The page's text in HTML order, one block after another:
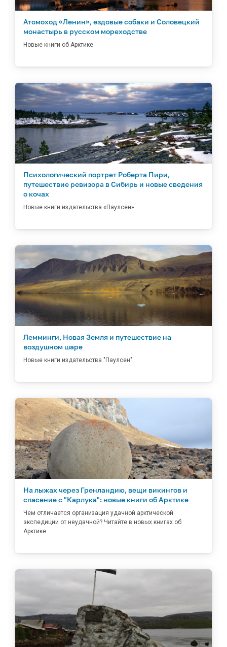
Атомоход «Ленин», ездовые собаки и Соловецкий
монастырь в русском мореходстве
Новые книги об Арктике.
Психологический портрет Роберта Пири,
путешествие ревизора в Сибирь и новые сведения
о кочах
Новые книги издательства «Паулсен»
Лемминги, Новая Земля и путешествие на
воздушном шаре
Новые книги издательства "Паулсен".
На лыжах через Гренландию, вещи викингов и
спасение с "Карлука": новые книги об Арктике
Чем отличается организация удачной арктической
экспедиции от неудачной? Читайте в новых книгах об
Арктике.